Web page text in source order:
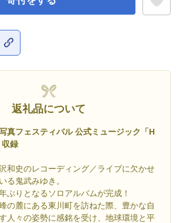
返礼品について
真フェスティバル 公式ミュージック「H
収録
和史のレコーディング／ライブに欠かせ
る鬼武みゆき。
ぶりとなるソロアルバムが完成！
の麓にある東川町を訪ねた際、豊かな自
人々の姿勢に感銘を受け、地球環境と平